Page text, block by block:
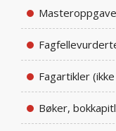
Fagartikler
Bøker,